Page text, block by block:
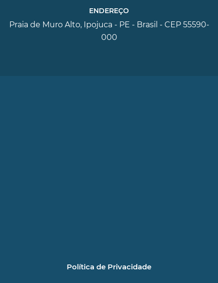
ENDEREÇO
Praia de Muro Alto, Ipojuca - PE - Brasil - CEP 55590-
000
Política de Privacidade